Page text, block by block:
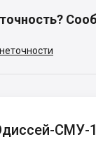
СМУ-